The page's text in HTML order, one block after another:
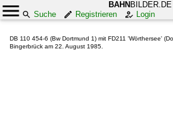
BAHN BILDER.DE
Suche
Registrieren Login
DB 110 454-6 (Bw Dortmund 1) mit FD211 'Wörthersee'
Bingerbrück am 22. August 1985.